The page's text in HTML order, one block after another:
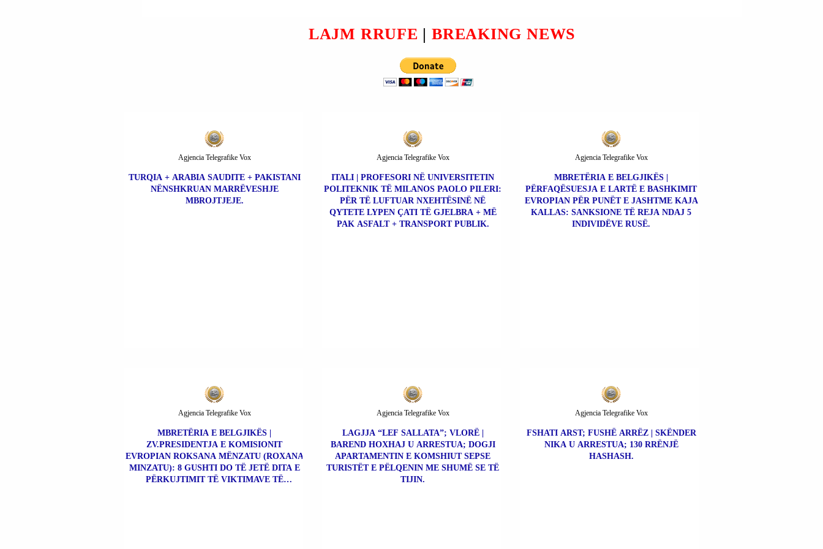
TË NDAHET ME SHBA-ës
TË VRARË HEBRENJ.
LAJM RRUFE | BREAKING NEWS
TURQIA + ARABIA SAUDITE + PAKISTANI
NËNSHKRUAN MARRËVESHJE
MBROJTJEJE.
Agjencia Telegrafike Vox
ITALI | PROFESORI NË UNIVERSITETIN
POLITEKNIK TË MILANOS PAOLO PILERI:
PËR TË LUFTUAR NXEHTËSINË NË
QYTETE LYPEN ÇATI TË GJELBRA + MË
PAK ASFALT + TRANSPORT PUBLIK.
Agjencia Telegrafike Vox
MBRETËRIA E BELGJIKËS |
PËRFAQËSUESJA E LARTË E BASHKIMIT
EVROPIAN PËR PUNËT E JASHTME KAJA
KALLAS: SANKSIONE TË REJA NDAJ 5
INDIVIDËVE RUSË.
Agjencia Telegrafike Vox
MBRETËRIA E BELGJIKËS |
ZV.PRESIDENTJA E KOMISIONIT
EVROPIAN ROKSANA MËNZATU (ROXANA
MINZATU): 8 GUSHTI DO TË JETË DITA E
PËRKUJTIMIT TË VIKTIMAVE TË
Agjencia Telegrafike Vox
LAGJJA “LEF SALLATA”; VLORË |
BAREND HOXHAJ U ARRESTUA; DOGJI
APARTAMENTIN E KOMSHIUT SEPSE
TURISTËT E PËLQENIN ME SHUMË SE TË
TIJIN.
Agjencia Telegrafike Vox
FSHATI ARST; FUSHË ARRËZ | SKËNDER
NIKA U ARRESTUA; 130 RRËNJË
HASHASH.
Agjencia Telegrafike Vox